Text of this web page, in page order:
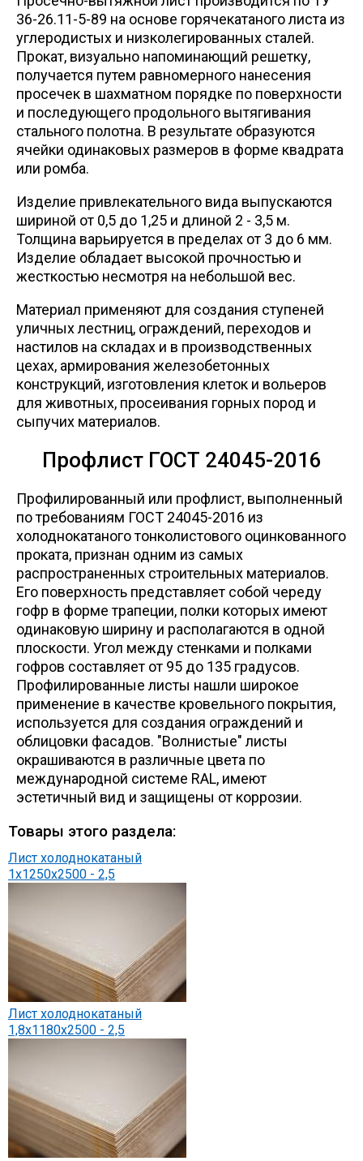
36-26.11-5-89 на основе горячекатаного листа из
углеродистых и низколегированных сталей.
Прокат, визуально напоминающий решетку,
получается путем равномерного нанесения
просечек в шахматном порядке по поверхности
и последующего продольного вытягивания
стального полотна. В результате образуются
ячейки одинаковых размеров в форме квадрата
или ромба.
Изделие привлекательного вида выпускаются
шириной от 0,5 до 1,25 и длиной 2 - 3,5 м.
Толщина варьируется в пределах от 3 до 6 мм.
Изделие обладает высокой прочностью и
жесткостью несмотря на небольшой вес.
Материал применяют для создания ступеней
уличных лестниц, ограждений, переходов и
настилов на складах и в производственных
цехах, армирования железобетонных
конструкций, изготовления клеток и вольеров
для животных, просеивания горных пород и
сыпучих материалов.
Профлист ГОСТ 24045-2016
Профилированный или профлист, выполненный
по требованиям ГОСТ 24045-2016 из
холоднокатаного тонколистового оцинкованного
проката, признан одним из самых
распространенных строительных материалов.
Его поверхность представляет собой череду
гофр в форме трапеции, полки которых имеют
одинаковую ширину и располагаются в одной
плоскости. Угол между стенками и полками
гофров составляет от 95 до 135 градусов.
Профилированные листы нашли широкое
применение в качестве кровельного покрытия,
используется для создания ограждений и
облицовки фасадов. "Волнистые" листы
окрашиваются в различные цвета по
международной системе RAL, имеют
эстетичный вид и защищены от коррозии.
Товары этого раздела:
Лист холоднокатаный
1х1250х2500 - 2,5
Лист холоднокатаный
1,8х1180х2500 - 2,5